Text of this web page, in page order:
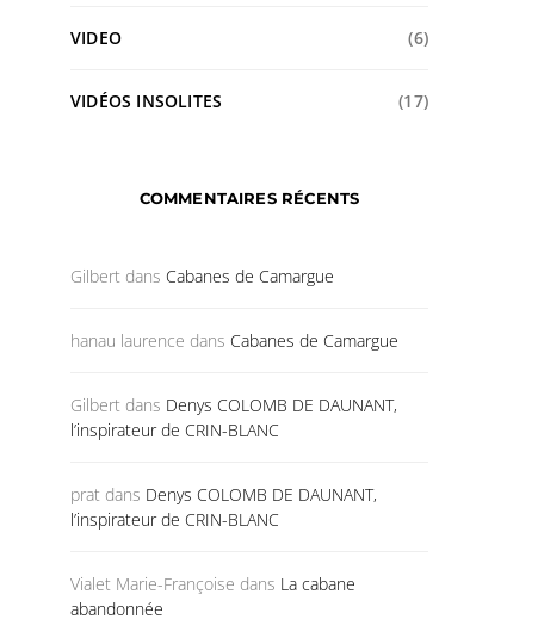
VIDEO (6)
VIDÉOS INSOLITES (17)
COMMENTAIRES RÉCENTS
Gilbert dans Cabanes de Camargue
hanau laurence dans Cabanes de Camargue
Gilbert dans Denys COLOMB DE DAUNANT,
l’inspirateur de CRIN-BLANC
prat dans Denys COLOMB DE DAUNANT,
l’inspirateur de CRIN-BLANC
Vialet Marie-Françoise dans La cabane
abandonnée